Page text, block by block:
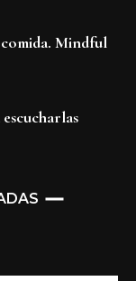
Mindful